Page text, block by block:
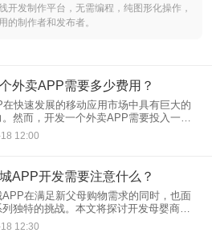
开发制作平台，无需编程，纯图形化操作，
的制作者和发布者。
外卖APP需要多少费用？
快速发展的移动应用市场中具有巨大的
然而，开发一个外卖APP需要投入一定
文将探讨开发外卖APP所需的成本因
术开发、设计、测试、运维和市场推广
12:00
APP开发需要注意什么？
在满足新父母购物需求的同时，也面
独特的挑战。本文将探讨开发母婴商城
注意的关键要点，包括用户体验、商品
、安全性和隐私保护、社交互动等方
12:30